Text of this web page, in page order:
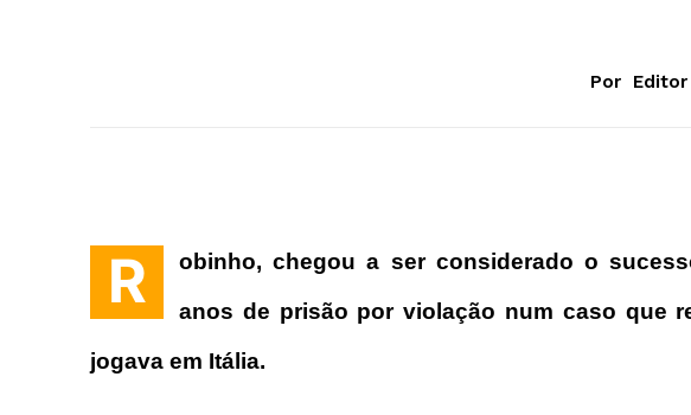
Por Editor
R
obinho, chegou a ser considerado o
anos de prisão por violação num caso que
jogava em Itália.